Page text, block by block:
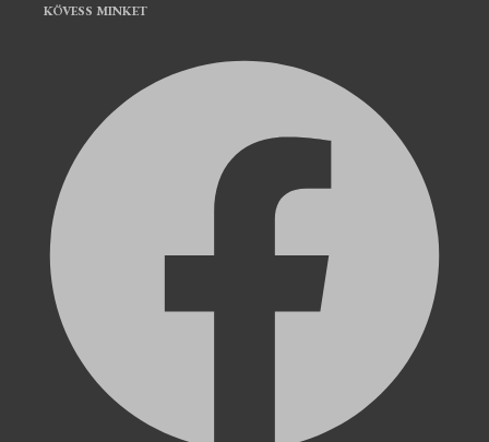
KÖVESS MINKET